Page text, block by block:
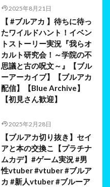
2025年8月21日
【 #ブルアカ 】待ちに待っ
たワイルドハント！イベン
トストーリー実況『我らオ
カルト研究会！～学院の不
思議と古の呪文～』【ブル
ーアーカイブ】【ブルアカ
配信】【Blue Archive】
【初見さん歓迎】
2025年2月28日
【ブルアカ切り抜き】セイ
アと本の交換こ【プラチナ
ムカデ】#ゲーム実況 #男
性vtuber #vtuber #ブルア
カ #新人vtuber #ブルーア